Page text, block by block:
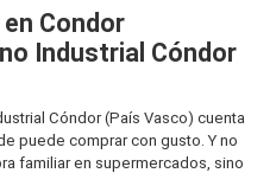
Condor
Industrial Cóndor
Cóndor (País Vasco) cuenta
puede comprar con gusto. Y no
familiar en supermercados, sino